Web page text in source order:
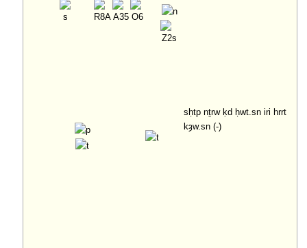
sḥtp nṯrw ḳd ḥwt.sn iri hrrt
kȝw.sn (-)